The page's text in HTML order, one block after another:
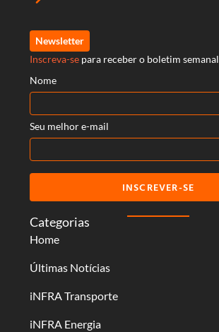
Categorias
Home
Últimas Notícias
iNFRA Transporte
iNFRA Energia
Newsletter
Inscreva-se para receber o boletim semanal
Nome
Seu melhor e-mail
INSCREVER-SE